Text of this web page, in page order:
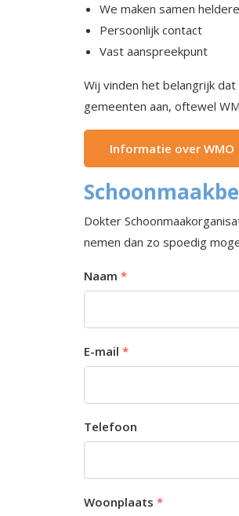
We maken samen
Persoonlijk contact
Vast aanspreekpunt
Wij vinden het belangrijk
gemeenten aan, oftewel
Informatie over WMO
Dokter
nemen dan zo spoedig
Naam
E-mail
Telefoon
Woonplaats